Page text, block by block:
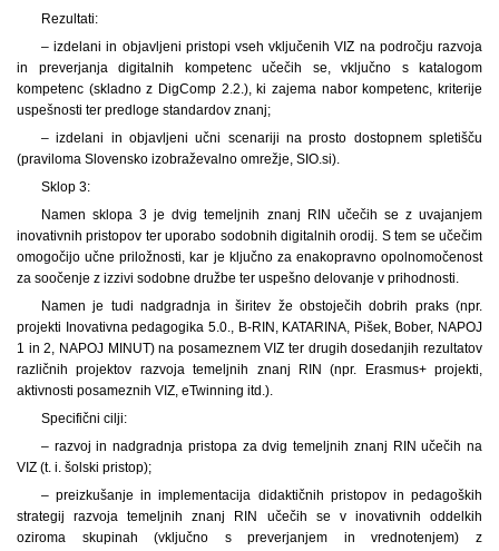
Rezultati:
– izdelani in objavljeni pristopi vseh vključenih VIZ na področju razvoja
in preverjanja digitalnih kompetenc učečih se, vključno s katalogom
kompetenc (skladno z DigComp 2.2.), ki zajema nabor kompetenc, kriterije
uspešnosti ter predloge standardov znanj;
– izdelani in objavljeni učni scenariji na prosto dostopnem spletišču
(praviloma Slovensko izobraževalno omrežje, SIO.si).
Sklop 3:
Namen sklopa 3 je dvig temeljnih znanj RIN učečih se z uvajanjem
inovativnih pristopov ter uporabo sodobnih digitalnih orodij. S tem se učečim
omogočijo učne priložnosti, kar je ključno za enakopravno opolnomočenost
za soočenje z izzivi sodobne družbe ter uspešno delovanje v prihodnosti.
Namen je tudi nadgradnja in širitev že obstoječih dobrih praks (npr.
projekti Inovativna pedagogika 5.0., B-RIN, KATARINA, Pišek, Bober, NAPOJ
1 in 2, NAPOJ MINUT) na posameznem VIZ ter drugih dosedanjih rezultatov
različnih projektov razvoja temeljnih znanj RIN (npr. Erasmus+ projekti,
aktivnosti posameznih VIZ, eTwinning itd.).
Specifični cilji:
– razvoj in nadgradnja pristopa za dvig temeljnih znanj RIN učečih na
VIZ (t. i. šolski pristop);
– preizkušanje in implementacija didaktičnih pristopov in pedagoških
strategij razvoja temeljnih znanj RIN učečih se v inovativnih oddelkih
oziroma skupinah (vključno s preverjanjem in vrednotenjem) z